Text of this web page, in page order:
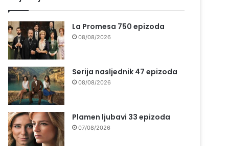
La Promesa 750 epizoda
08/08/2026
Serija nasljednik 47 epizoda
08/08/2026
Plamen ljubavi 33 epizoda
07/08/2026